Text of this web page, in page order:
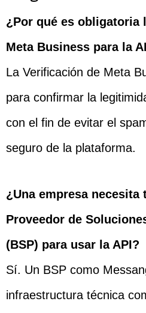
¿Por qué es obligatoria
Meta Business para la
La Verificación de Meta
para confirmar la
con el fin de evitar el
seguro de la plataforma.
¿Una empresa necesita
Proveedor de
(BSP) para usar la API?
Sí. Un BSP como
infraestructura técnica